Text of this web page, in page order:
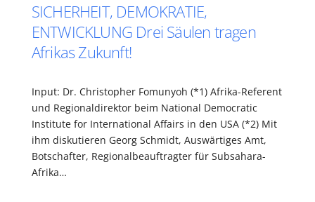
SICHERHEIT, DEMOKRATIE,
ENTWICKLUNG Drei Säulen tragen
Afrikas Zukunft!
Input: Dr. Christopher Fomunyoh (*1) Afrika-Referent
und Regionaldirektor beim National Democratic
Institute for International Affairs in den USA (*2) Mit
ihm diskutieren Georg Schmidt, Auswärtiges Amt,
Botschafter, Regionalbeauftragter für Subsahara-
Afrika…